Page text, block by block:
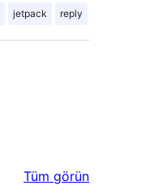
jetpack reply
Tüm değerlendirmeleri
görün